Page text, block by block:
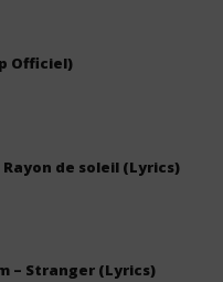
Officiel)
de soleil (Lyrics)
– Stranger (Lyrics)